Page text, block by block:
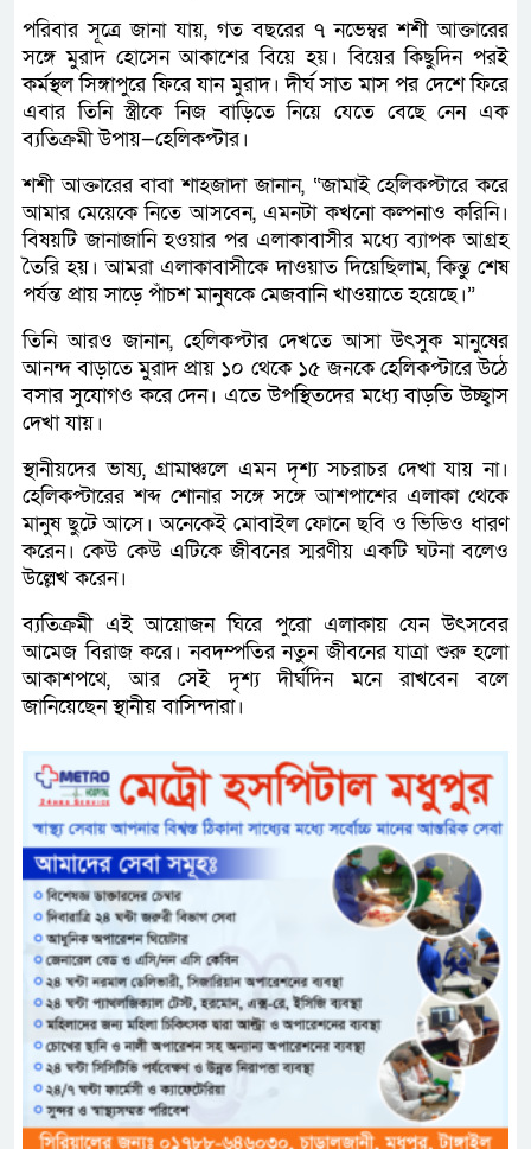
পরিবার সূত্রে জানা যায়, গত বছরের ৭ নভেম্বর শশী আক্তারের
সঙ্গে মুরাদ হোসেন আকাশের বিয়ে হয়। বিয়ের কিছুদিন পরই
কর্মস্থল সিঙ্গাপুরে ফিরে যান মুরাদ। দীর্ঘ সাত মাস পর দেশে ফিরে
এবার তিনি স্ত্রীকে নিজ বাড়িতে নিয়ে যেতে বেছে নেন এক
ব্যতিক্রমী উপায়—হেলিকপ্টার।
শশী আক্তারের বাবা শাহজাদা জানান, “জামাই হেলিকপ্টারে করে
আমার মেয়েকে নিতে আসবেন, এমনটা কখনো কল্পনাও করিনি।
বিষয়টি জানাজানি হওয়ার পর এলাকাবাসীর মধ্যে ব্যাপক আগ্রহ
তৈরি হয়। আমরা এলাকাবাসীকে দাওয়াত দিয়েছিলাম, কিন্তু শেষ
পর্যন্ত প্রায় সাড়ে পাঁচশ মানুষকে মেজবানি খাওয়াতে হয়েছে।”
তিনি আরও জানান, হেলিকপ্টার দেখতে আসা উৎসুক মানুষের
আনন্দ বাড়াতে মুরাদ প্রায় ১০ থেকে ১৫ জনকে হেলিকপ্টারে উঠে
বসার সুযোগও করে দেন। এতে উপস্থিতদের মধ্যে বাড়তি উচ্ছ্বাস
দেখা যায়।
স্থানীয়দের ভাষ্য, গ্রামাঞ্চলে এমন দৃশ্য সচরাচর দেখা যায় না।
হেলিকপ্টারের শব্দ শোনার সঙ্গে সঙ্গে আশপাশের এলাকা থেকে
মানুষ ছুটে আসে। অনেকেই মোবাইল ফোনে ছবি ও ভিডিও ধারণ
করেন। কেউ কেউ এটিকে জীবনের স্মরণীয় একটি ঘটনা বলেও
উল্লেখ করেন।
ব্যতিক্রমী এই আয়োজন ঘিরে পুরো এলাকায় যেন উৎসবের
আমেজ বিরাজ করে। নবদম্পতির নতুন জীবনের যাত্রা শুরু হলো
আকাশপথে, আর সেই দৃশ্য দীর্ঘদিন মনে রাখবেন বলে
জানিয়েছেন স্থানীয় বাসিন্দারা।